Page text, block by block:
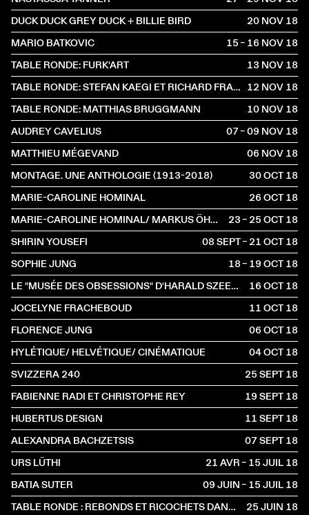
DUCK DUCK GREY DUCK + BILLIE BIRD
20 NOV2018
MARIO BATKOVIC
15 – 16 NOV2018
TABLE RONDE: FURK'ART
13 NOV2018
TABLE RONDE: STEFAN KAEGI ET RICHARD FRACKOWIAK 12 NOV2018
TABLE RONDE: MATTHIAS BRUGGMANN
10 NOV2018
AUDREY CAVELIUS
07 – 09 NOV2018
MATTHIEU MÉGEVAND
06 NOV2018
MONTAGE. UNE ANTHOLOGIE (1913-2018)
30 OCT2018
MARIE-CAROLINE HOMINAL
26 OCT2018
MARIE-CAROLINE HOMINAL/ MARKUS ÖHRN
23 – 25 OCT2018
SHIRIN YOUSEFI
08 SEPT – 21 OCT2018
SOPHIE JUNG
18 – 19 OCT2018
LE "MUSÉE DES OBSESSIONS" D'HARALD SZEEMANN
16 OCT2018
JOCELYNE FRACHEBOUD
11 OCT2018
FLORENCE JUNG
06 OCT2018
HYLÉTIQUE/ HELVÉTIQUE/ CINÉMATIQUE
04 OCT2018
SVIZZERA 240
25 SEPT2018
FABIENNE RADI ET CHRISTOPHE REY
19 SEPT2018
HUBERTUS DESIGN
11 SEPT2018
ALEXANDRA BACHZETSIS
07 SEPT2018
URS LÜTHI
21 AVR – 15 JUIL2018
BATIA SUTER
09 JUIN – 15 JUIL2018
TABLE RONDE : REBONDS ET RICOCHETS DANS L’ART
25 JUIN2018